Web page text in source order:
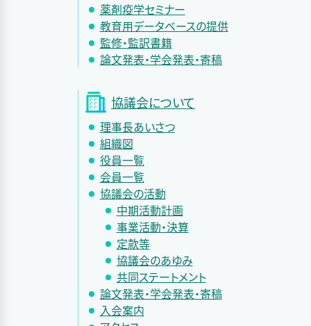
薬剤疫学セミナー
教育用データベースの提供
監修・監訳書籍
論文発表・学会発表・寄稿
協議会について
理事長あいさつ
組織図
役員一覧
会員一覧
協議会の活動
中期活動計画
事業活動・決算
定款等
協議会のあゆみ
共同ステートメント
論文発表・学会発表・寄稿
入会案内